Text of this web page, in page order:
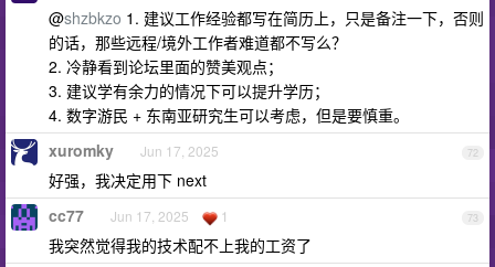
@shzbkzo 1. 建议工作经验都写在简历上，只是备注一下，否则
的话，那些远程/境外工作者难道都不写么？
2. 冷静看到论坛里面的赞美观点；
3. 建议学有余力的情况下可以提升学历；
4. 数字游民 + 东南亚研究生可以考虑，但是要慎重。
72
xuromky Jun 17, 2025
好强，我决定用下 next
73
cc77 Jun 17, 2025 1
我突然觉得我的技术配不上我的工资了